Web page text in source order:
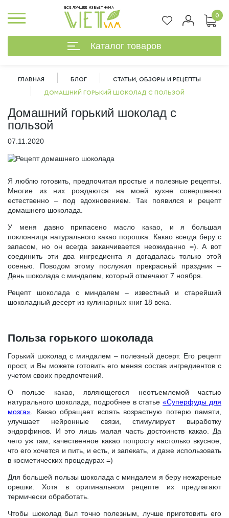
ВСЕ ЛУЧШЕЕ ИЗ ВЬЕТНАМА
0
Каталог товаров
%
ГЛАВНАЯ БЛОГ СТАТЬИ, ОБЗОРЫ И РЕЦЕПТЫ
ДОМАШНИЙ ГОРЬКИЙ ШОКОЛАД С ПОЛЬЗОЙ
Домашний горький шоколад с
пользой
07.11.2020
Я люблю готовить, предпочитая простые и полезные рецепты.
Многие из них рождаются на моей кухне совершенно
естественно – под вдохновением. Так появился и рецепт
домашнего шоколада.
У меня давно припасено масло какао, и я большая
поклонница натурального какао порошка. Какао всегда беру с
запасом, но он всегда заканчивается неожиданно =). А вот
соединить эти два ингредиента я догадалась только этой
осенью. Поводом этому послужил прекрасный праздник –
День шоколада с миндалем, который отмечают 7 ноября.
Рецепт шоколада с миндалем – известный и старейший
шоколадный десерт из кулинарных книг 18 века.
Польза горького шоколада
Горький шоколад с миндалем – полезный десерт. Его рецепт
прост, и Вы можете готовить его меняя состав ингредиентов с
учетом своих предпочтений.
О пользе какао, являющегося неотъемлемой частью
натурального шоколада, подробнее в статье«Суперфуды для
мозга» . Какао обращает вспять возрастную потерю памяти,
улучшает нейронные связи, стимулирует выработку
эндорфинов. И это лишь малая часть достоинств какао. Да
чего уж там, качественное какао попросту настолько вкусное,
что его хочется и пить, и есть, и запекать, и даже использовать
в косметических процедурах =)
Для большей пользы шоколада с миндалем я беру нежареные
орешки. Хотя в оригинальном рецепте их предлагают
термически обработать.
Чтобы шоколад был точно полезным, лучше приготовить его